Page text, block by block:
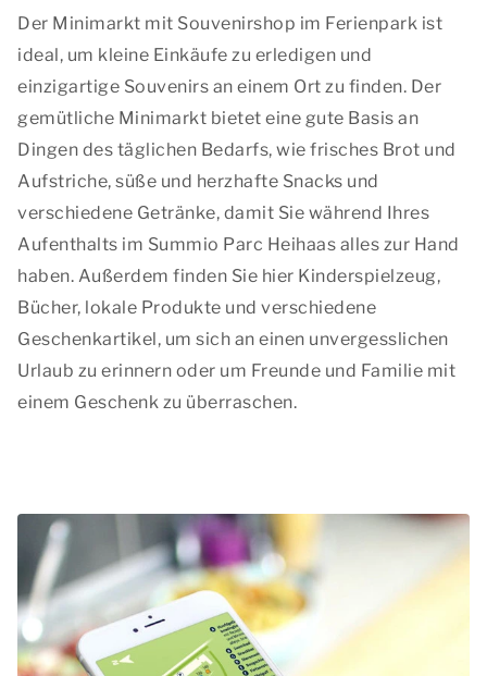
Der Minimarkt mit Souvenirshop im Ferienpark ist
ideal, um kleine Einkäufe zu erledigen und
einzigartige Souvenirs an einem Ort zu finden. Der
gemütliche Minimarkt bietet eine gute Basis an
Dingen des täglichen Bedarfs, wie frisches Brot und
Aufstriche, süße und herzhafte Snacks und
verschiedene Getränke, damit Sie während Ihres
Aufenthalts im Summio Parc Heihaas alles zur Hand
haben. Außerdem finden Sie hier Kinderspielzeug,
Bücher, lokale Produkte und verschiedene
Geschenkartikel, um sich an einen unvergesslichen
Urlaub zu erinnern oder um Freunde und Familie mit
einem Geschenk zu überraschen.